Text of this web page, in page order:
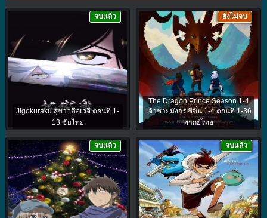
Jigokuraku สุขาวดีอเวจี ตอนที่ 1-
13 ซับไทย
จบแล้ว
The Dragon Prince Season 1-4
เจ้าชายมังกร ซีซั่น 1-4 ตอนที่ 1-36
พากย์ไทย
ยังไม่จบ
จบแล้ว จบแล้ว